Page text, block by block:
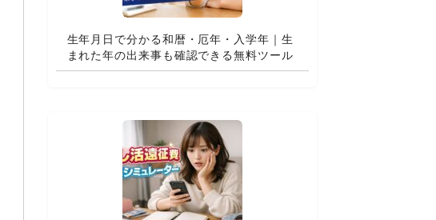
生年月日で分かる和暦・厄年・入学年｜生
まれた年の出来事も確認できる無料ツール